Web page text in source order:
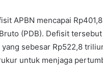
APBN mencapai
(PDB). Defisit
sebesar Rp522,8
untuk menjaga